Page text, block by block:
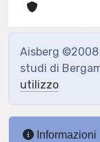
Aisberg
studi di
utilizzo
Informazioni